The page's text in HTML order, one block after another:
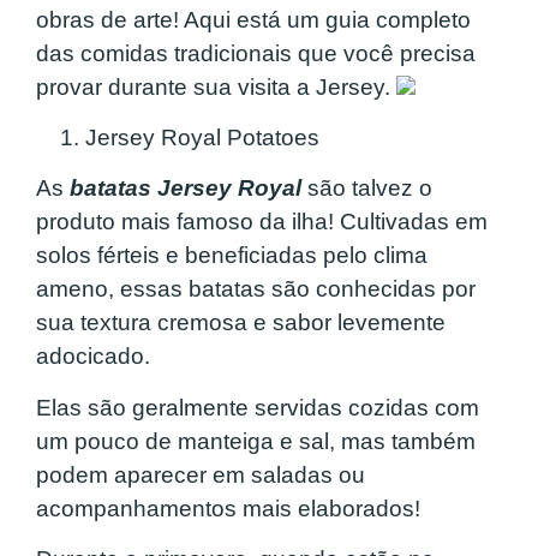
obras de arte! Aqui está um guia completo
das comidas tradicionais que você precisa
provar durante sua visita a Jersey.
1. Jersey Royal Potatoes
As batatas Jersey Royalsão talvez o
produto mais famoso da ilha! Cultivadas em
solos férteis e beneficiadas pelo clima
ameno, essas batatas são conhecidas por
sua textura cremosa e sabor levemente
adocicado.
Elas são geralmente servidas cozidas com
um pouco de manteiga e sal, mas também
podem aparecer em saladas ou
acompanhamentos mais elaborados!